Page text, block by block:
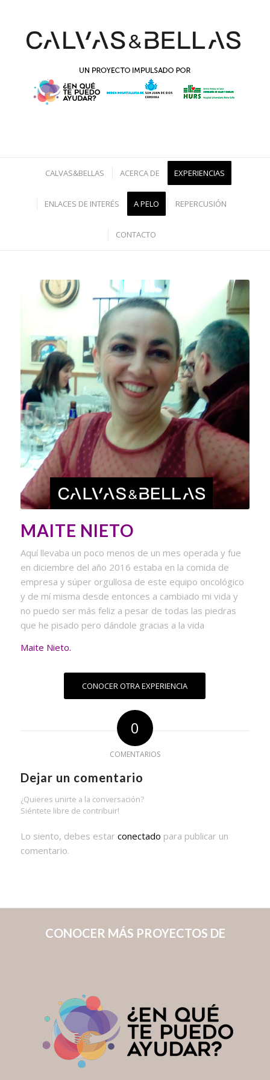
CALVAS&BELLAS ACERCA DE EXPERIENCIAS
ENLACES DE INTERÉS A PELO REPERCUSIÓN
CONTACTO
MAITE NIETO
Aquí llevaba un poco menos de un mes operada y fue
en diciembre del año 2016 estaba en la comida de
empresa y súper orgullosa de este equipo oncológico
y de mí misma desde entonces a cambiado mi vida y
no puedo ser más feliz a pesar de todas las piedras
que he pisado pero dándole gracias a la vida
Maite Nieto.
CONOCER OTRA EXPERIENCIA
0
COMENTARIOS
Dejar un comentario
¿Quieres unirte a la conversación?
Siéntete libre de contribuir!
Lo siento, debes estar conectado para publicar un
comentario.
CONOCER MÁS PROYECTOS DE